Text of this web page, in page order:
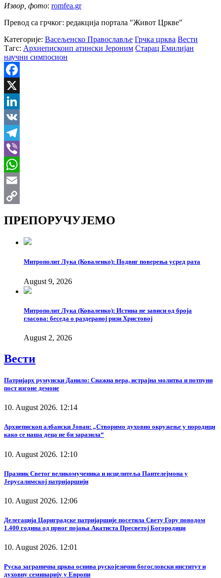
Извор, фото: romfea.gr
Превод са грчког: редакција портала "Живот Цркве"
Категорије: Васељенско Православље Грчка црква Вести
Тагс: Архиепискоип атински Јероним Старац Емилијан
научни симпосион
Facebook
X
LinkedIn
VK
Telegram
Viber
WhatsApp
Email
ПРЕПОРУЧУЈЕМО
Митрополит Лука (Коваленко): Подвиг поверења усред рата
August 9, 2026
Митрополит Лука (Коваленко): Истина не зависи од броја
гласова: беседа о раздераној ризи Христовој
August 2, 2026
Вести
Патријарх румунски Данило: Снажна вера, истрајна молитва и потпуни
пост изгоне демоне
10. August 2026. 12:14
Архиепископ албански Јован: „Створимо духовно окружење у породици
како се наша деца не би заразила“
10. August 2026. 12:10
Празник Светог великомученика и исцелитеља Пантелејмона у
Јерусалимској патријаршији
10. August 2026. 12:06
Делегација Цариградске патријаршије посетила Свету Гору поводом
1.400 година од првог појања Акатиста Пресветој Богородици
10. August 2026. 12:01
Руска загранична црква оснива рускојезични богословски институт и
духовну семинарију у Европи